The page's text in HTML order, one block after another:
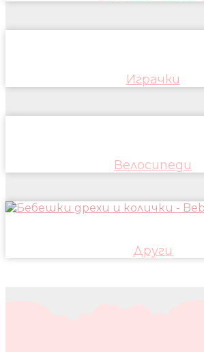
Играчки
Велосипеди
Други